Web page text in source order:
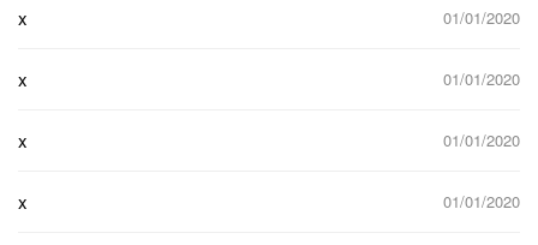
x 01/01/2020
x 01/01/2020
x 01/01/2020
x 01/01/2020